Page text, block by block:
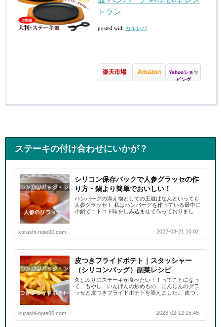
トラン
posted with カエレバ
楽天市場 Amazon
Yahooショッ
ピング
ステーキの付け合わせにいかが？
シリコン保存バックで人参グラッセの作
り方・鍋より簡単でおいしい！
ハンバーグの添え物としての王道はなんといっても
人参グラッセ！ 私はハンバーグを作っている最中に
小鍋でコトコト味をしみ込ませて作っておりまし...
kurashi-note00.com 2022-03-21 10:02
皮つきフライドポテト｜スタッシャー
（シリコンバッグ）副菜レシピ
久しぶりにステーキが食べたい！！ってことになっ
て、もやし、いんげんの炒めもの、にんじんのグラ
ッセと皮つきフライドポテトを添えました。 皮つ...
kurashi-note00.com 2023-02-12 15:45